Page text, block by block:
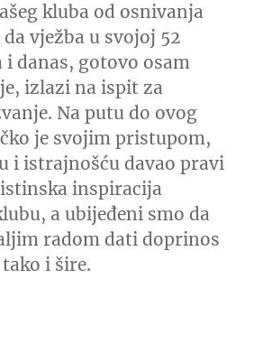
kluba od osnivanja
da vježba u svojoj 52
danas, gotovo osam
izlazi na ispit za
Na putu do ovog
je svojim pristupom,
i istrajnošću davao pravi
inspiracija
a ubijeđeni smo da
radom dati doprinos
i šire.